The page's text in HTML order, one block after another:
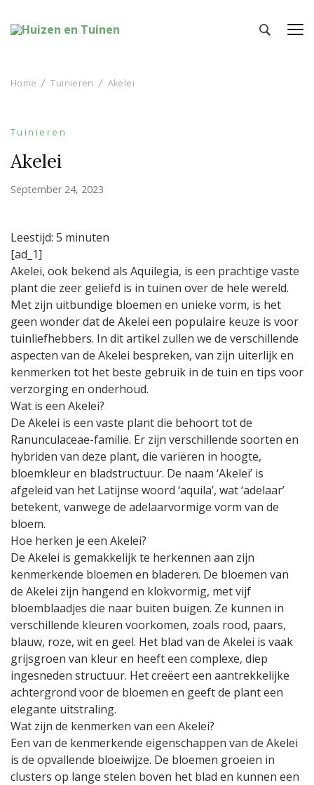
Home Tuinieren Akelei
Tuinieren
Akelei
September 24, 2023
Leestijd: 5 minuten
[ad_1]
Akelei, ook bekend als Aquilegia, is een prachtige vaste
plant die zeer geliefd is in tuinen over de hele wereld.
Met zijn uitbundige bloemen en unieke vorm, is het
geen wonder dat de Akelei een populaire keuze is voor
tuinliefhebbers. In dit artikel zullen we de verschillende
aspecten van de Akelei bespreken, van zijn uiterlijk en
kenmerken tot het beste gebruik in de tuin en tips voor
verzorging en onderhoud.
Wat is een Akelei?
De Akelei is een vaste plant die behoort tot de
Ranunculaceae-familie. Er zijn verschillende soorten en
hybriden van deze plant, die variëren in hoogte,
bloemkleur en bladstructuur. De naam ‘Akelei’ is
afgeleid van het Latijnse woord ‘aquila’, wat ‘adelaar’
betekent, vanwege de adelaarvormige vorm van de
bloem.
Hoe herken je een Akelei?
De Akelei is gemakkelijk te herkennen aan zijn
kenmerkende bloemen en bladeren. De bloemen van
de Akelei zijn hangend en klokvormig, met vijf
bloemblaadjes die naar buiten buigen. Ze kunnen in
verschillende kleuren voorkomen, zoals rood, paars,
blauw, roze, wit en geel. Het blad van de Akelei is vaak
grijsgroen van kleur en heeft een complexe, diep
ingesneden structuur. Het creëert een aantrekkelijke
achtergrond voor de bloemen en geeft de plant een
elegante uitstraling.
Wat zijn de kenmerken van een Akelei?
Een van de kenmerkende eigenschappen van de Akelei
is de opvallende bloeiwijze. De bloemen groeien in
clusters op lange stelen boven het blad en kunnen een